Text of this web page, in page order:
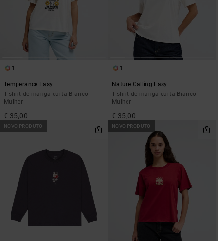
1
Temperance Easy
T-shirt de manga curta Branco
Mulher
€ 35,00
1
Nature Calling Easy
T-shirt de manga curta Branco
Mulher
€ 35,00
NOVO PRODUTO NOVO PRODUTO